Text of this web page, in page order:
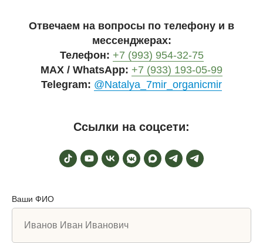
Отвечаем на вопросы по телефону и в
мессенджерах:
Телефон: +7 (993) 954-32-75
MAX / WhatsApp: +7 (933) 193-05-99
Telegram: @Natalya_7mir_organicmir
Ссылки на соцсети:
Ваши ФИО